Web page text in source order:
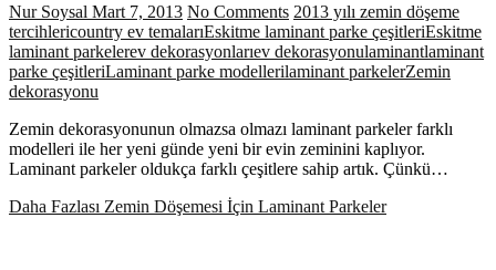
Nur Soysal Mart 7, 2013 No Comments 2013 yılı zemin döşeme
tercihlericountry ev temalarıEskitme laminant parke çeşitleriEskitme
laminant parkelerev dekorasyonlarıev dekorasyonulaminantlaminant
parke çeşitleriLaminant parke modellerilaminant parkelerZemin
dekorasyonu
Zemin dekorasyonunun olmazsa olmazı laminant parkeler farklı
modelleri ile her yeni günde yeni bir evin zeminini kaplıyor.
Laminant parkeler oldukça farklı çeşitlere sahip artık. Çünkü…
Daha Fazlası Zemin Döşemesi İçin Laminant Parkeler